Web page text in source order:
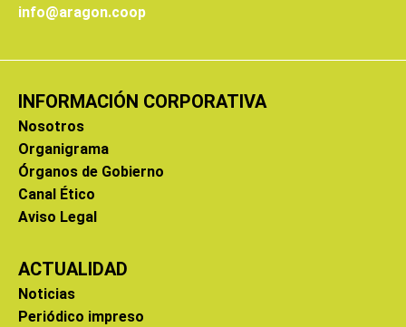
info@aragon.coop
INFORMACIÓN CORPORATIVA
Nosotros
Organigrama
Órganos de Gobierno
Canal Ético
Aviso Legal
ACTUALIDAD
Noticias
Periódico impreso